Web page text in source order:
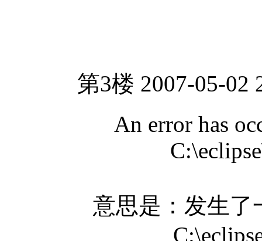
第3楼 2007-05-02
An error has
意思是：发生了